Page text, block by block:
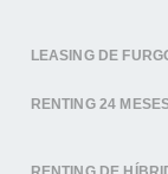
LEASING DE
RENTING 24